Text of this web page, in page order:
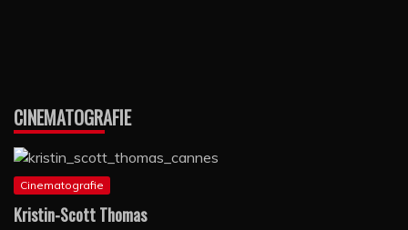
CINEMATOGRAFIE
Cinematografie
Kristin-Scott Thomas